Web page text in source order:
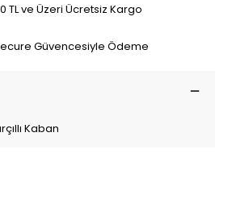
TL ve Üzeri Ücretsiz Kargo
Güvencesiyle Ödeme
Kaban